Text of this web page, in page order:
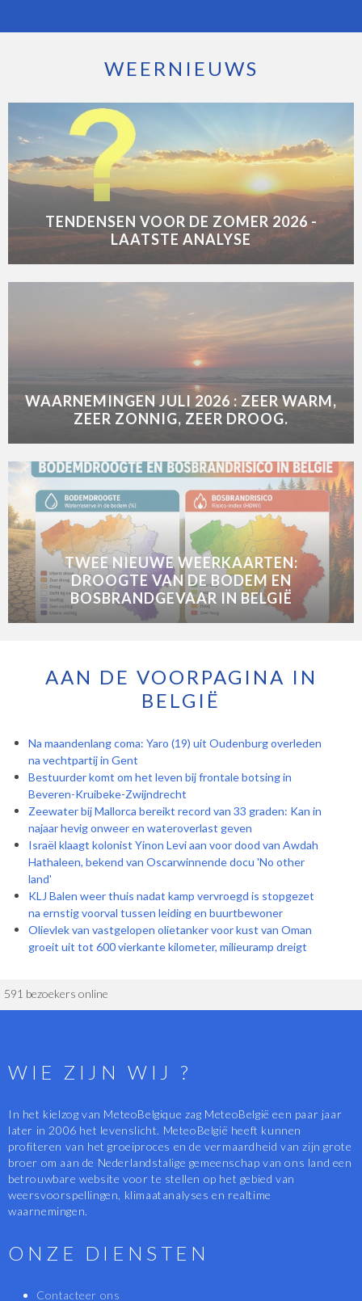
WEERNIEUWS
TENDENSEN VOOR DE ZOMER 2026 -
LAATSTE ANALYSE
WAARNEMINGEN JULI 2026 : ZEER WARM,
ZEER ZONNIG, ZEER DROOG.
TWEE NIEUWE WEERKAARTEN:
DROOGTE VAN DE BODEM EN
BOSBRANDGEVAAR IN BELGIË
AAN DE VOORPAGINA IN
BELGIË
Na maandenlang coma: Yaro (19) uit Oudenburg overleden
na vechtpartij in Gent
Bestuurder komt om het leven bij frontale botsing in
Beveren-Kruibeke-Zwijndrecht
Zeewater bij Mallorca bereikt record van 33 graden: Kan in
najaar hevig onweer en wateroverlast geven
Israël klaagt kolonist Yinon Levi aan voor dood van Awdah
Hathaleen, bekend van Oscarwinnende docu 'No other
land'
KLJ Balen weer thuis nadat kamp vervroegd is stopgezet
na ernstig voorval tussen leiding en buurtbewoner
Olievlek van vastgelopen olietanker voor kust van Oman
groeit uit tot 600 vierkante kilometer, milieuramp dreigt
591 bezoekers online
WIE ZIJN WIJ ?
In het kielzog van MeteoBelgique zag MeteoBelgië een paar jaar
later in 2006 het levenslicht. MeteoBelgië heeft kunnen
profiteren van het groeiproces en de vermaardheid van zijn grote
broer om aan de Nederlandstalige gemeenschap van ons land een
betrouwbare website voor te stellen op het gebied van
weersvoorspellingen, klimaatanalyses en realtime
waarnemingen.
ONZE DIENSTEN
Contacteer ons